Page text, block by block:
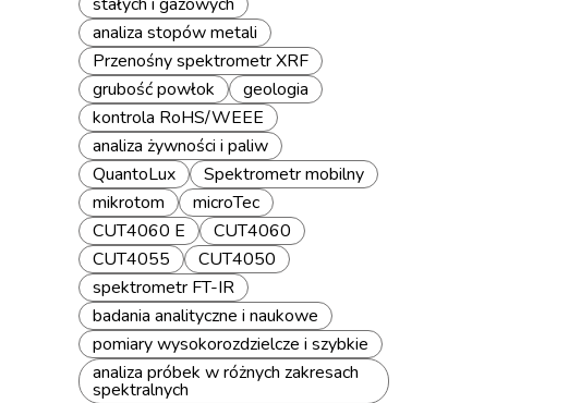
analiza stopów metali
Przenośny spektrometr XRF
grubość powłok
geologia
kontrola RoHS/WEEE
analiza żywności i paliw
QuantoLux
Spektrometr mobilny
mikrotom
microTec
CUT4060 E
CUT4060
CUT4055
CUT4050
spektrometr FT-IR
badania analityczne i naukowe
pomiary wysokorozdzielcze i szybkie
analiza próbek w różnych zakresach
spektralnych